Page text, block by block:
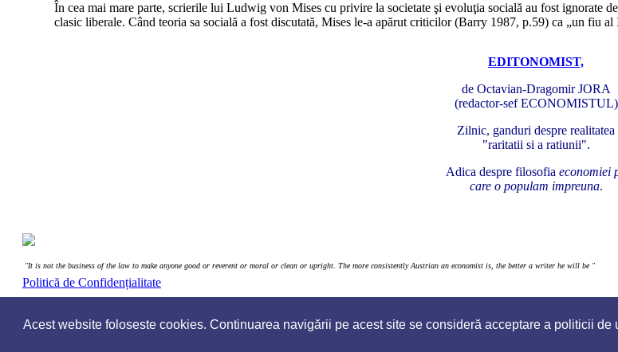
Acest website foloseste cookies. Continuarea navigării pe acest site se consideră acceptare a politicii de
În cea mai mare parte, scrierile lui Ludwig von Mises cu privire la societate şi evoluţia socială au fost ignorate
clasic liberale. Când teoria sa socială a fost discutată, Mises le-a apărut criticilor (Barry 1987, p.59) ca „un fiu
EDITONOMIST,
de Octavian-Dragomir JORA
(redactor-sef ECONOMISTUL)
Zilnic, ganduri despre realitatea
"raritatii si a ratiunii".
Adica despre filosofia economiei
care o populam impreuna.
"It is not the business of the law to make anyone good or reverent or moral or clean or upright. The more consistently Austrian an economist is, the better a writer he will be "
Politică de Confidențialitate